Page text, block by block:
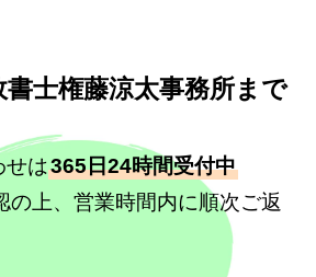
士権藤涼太事務所まで
せは365日24時間受付中
の上、営業時間内に順次ご返